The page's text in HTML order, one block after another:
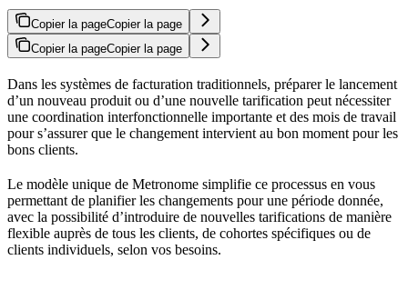
Copier la pageCopier la page
Copier la pageCopier la page
Dans les systèmes de facturation traditionnels, préparer le lancement
d’un nouveau produit ou d’une nouvelle tarification peut nécessiter
une coordination interfonctionnelle importante et des mois de travail
pour s’assurer que le changement intervient au bon moment pour les
bons clients.
Le modèle unique de Metronome simplifie ce processus en vous
permettant de planifier les changements pour une période donnée,
avec la possibilité d’introduire de nouvelles tarifications de manière
flexible auprès de tous les clients, de cohortes spécifiques ou de
clients individuels, selon vos besoins.